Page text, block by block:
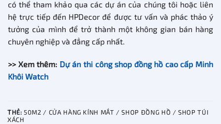
có thể tham khảo qua các dự án của chúng tôi hoặc liên
hệ trực tiếp đến HPDecor để được tư vấn và phác thảo ý
tưởng của mình để trở thành một không gian bán hàng
chuyên nghiệp và đẳng cấp nhất.
>> Xem thêm: Dự án thi công shop đồng hồ cao cấp Minh
Khôi Watch
THẺ: 50M2 / CỬA HÀNG KÍNH MẮT / SHOP ĐỒNG HỒ / SHOP TÚI
XÁCH